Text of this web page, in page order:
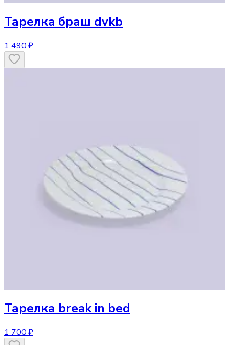
Тарелка браш dvkb
1 490 ₽
Тарелка break in bed
1 700 ₽